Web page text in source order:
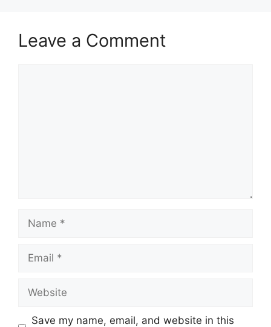
Leave a Comment
Save my name, email, and website in this